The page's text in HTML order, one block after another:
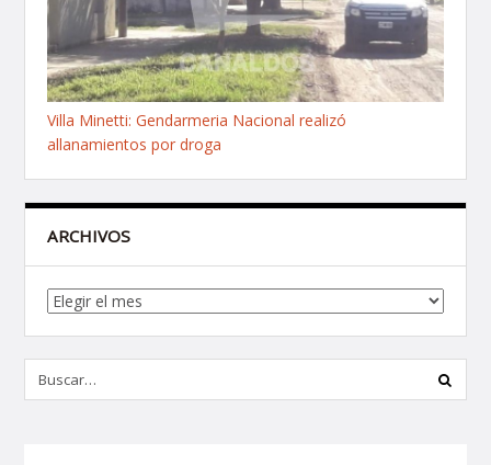
Villa Minetti: Gendarmeria Nacional realizó
allanamientos por droga
ARCHIVOS
Archivos